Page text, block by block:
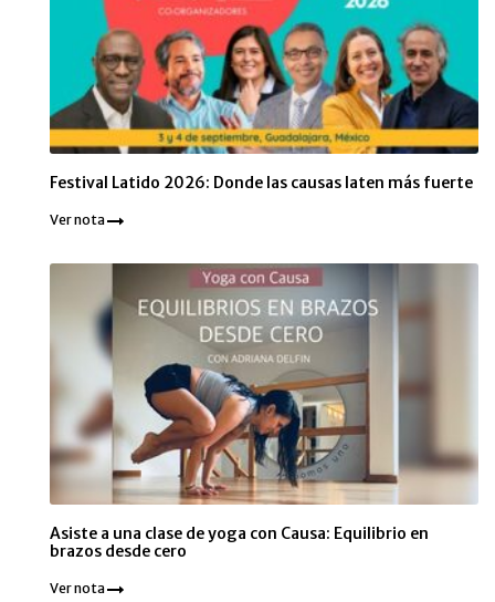
Festival Latido 2026: Donde las causas laten más fuerte
Ver nota
Asiste a una clase de yoga con Causa: Equilibrio en
brazos desde cero
Ver nota